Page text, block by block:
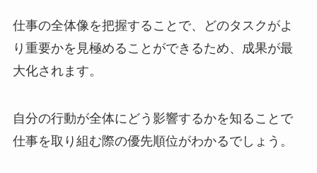
仕事の全体像を把握することで、どのタスクがよ
り重要かを見極めることができるため、成果が最
大化されます。
自分の行動が全体にどう影響するかを知ることで
仕事を取り組む際の優先順位がわかるでしょう。